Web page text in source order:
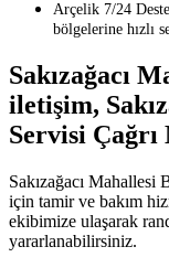
Arçelik 7/24
bölgelerine hızlı
Sakızağacı
iletişim,
Servisi
Sakızağacı Mahallesi
için tamir ve bakım
ekibimize ulaşarak
yararlanabilirsiniz.